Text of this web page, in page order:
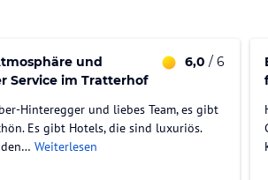
und
Service im Tratterhof
6,0 / 6
Hinteregger und liebes Team, es gibt
Es gibt Hotels, die sind luxuriös.
Weiterlesen